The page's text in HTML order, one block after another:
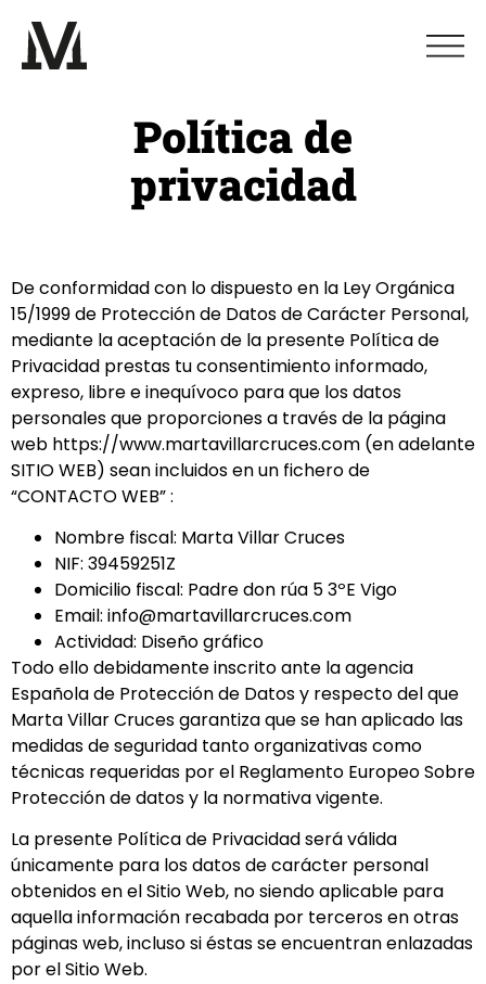
Política de
privacidad
De conformidad con lo dispuesto en la Ley Orgánica
15/1999 de Protección de Datos de Carácter Personal,
mediante la aceptación de la presente Política de
Privacidad prestas tu consentimiento informado,
expreso, libre e inequívoco para que los datos
personales que proporciones a través de la página
web https://www.martavillarcruces.com (en adelante
SITIO WEB) sean incluidos en un fichero de
“CONTACTO WEB” :
Nombre fiscal: Marta Villar Cruces
NIF: 39459251Z
Domicilio fiscal: Padre don rúa 5 3ºE Vigo
Email: info@martavillarcruces.com
Actividad: Diseño gráfico
Todo ello debidamente inscrito ante la agencia
Española de Protección de Datos y respecto del que
Marta Villar Cruces garantiza que se han aplicado las
medidas de seguridad tanto organizativas como
técnicas requeridas por el Reglamento Europeo Sobre
Protección de datos y la normativa vigente.
La presente Política de Privacidad será válida
únicamente para los datos de carácter personal
obtenidos en el Sitio Web, no siendo aplicable para
aquella información recabada por terceros en otras
páginas web, incluso si éstas se encuentran enlazadas
por el Sitio Web.